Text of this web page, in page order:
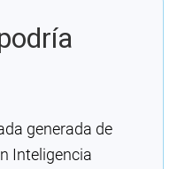
generada de
Inteligencia